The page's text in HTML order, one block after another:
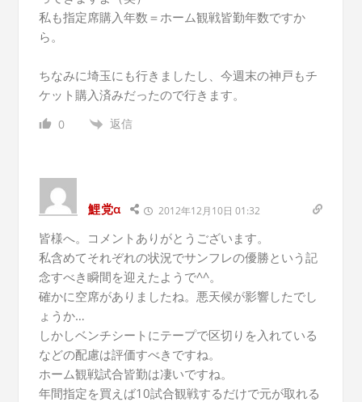
私も指定席購入年数＝ホーム観戦皆勤年数ですか
ら。
ちなみに埼玉にも行きましたし、今週末の神戸もチ
ケット購入済みだったので行きます。
0 返信
鯉党α 2012年12月10日 01:32
皆様へ。コメントありがとうございます。
私含めてそれぞれの状況でサンフレの優勝という記
念すべき瞬間を迎えたようで^^。
確かに空席がありましたね。悪天候が影響したでし
ょうか…
しかしベンチシートにテープで区切りを入れている
などの配慮は評価すべきですね。
ホーム観戦試合皆勤は凄いですね。
年間指定を買えば10試合観戦するだけで元が取れる